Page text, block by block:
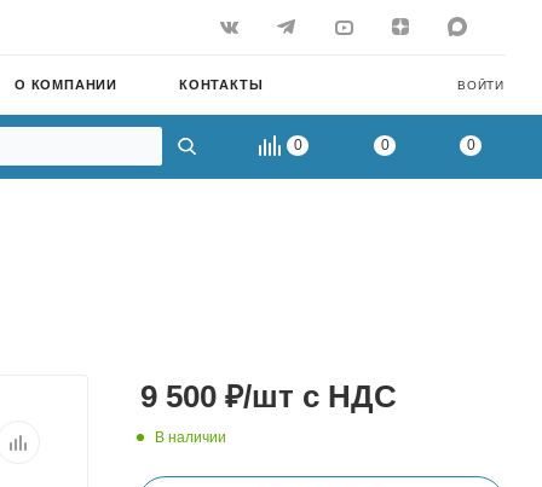
ВОЙТИ
О КОМПАНИИ КОНТАКТЫ
0 0 0
9 500 ₽/шт с НДС
В наличии